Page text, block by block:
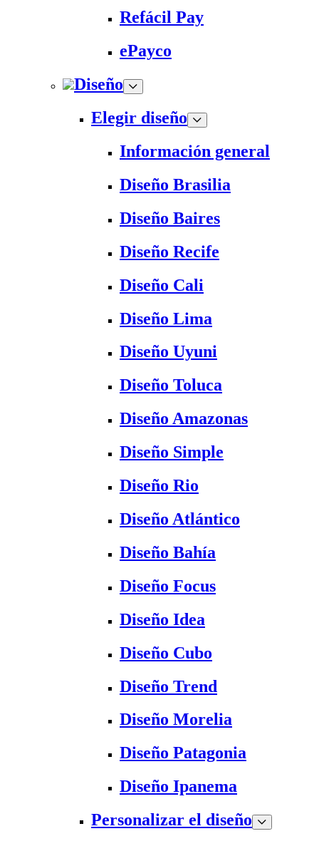
Refácil Pay
ePayco
Diseño
Elegir diseño
Información general
Diseño Brasilia
Diseño Baires
Diseño Recife
Diseño Cali
Diseño Lima
Diseño Uyuni
Diseño Toluca
Diseño Amazonas
Diseño Simple
Diseño Rio
Diseño Atlántico
Diseño Bahía
Diseño Focus
Diseño Idea
Diseño Cubo
Diseño Trend
Diseño Morelia
Diseño Patagonia
Diseño Ipanema
Personalizar el diseño